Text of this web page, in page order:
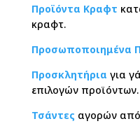
Προϊόντα Κραφτ
κραφτ.
Προσωποποιημένα
Προσκλητήρια για
επιλογών προϊόντων.
Τσάντες αγορών